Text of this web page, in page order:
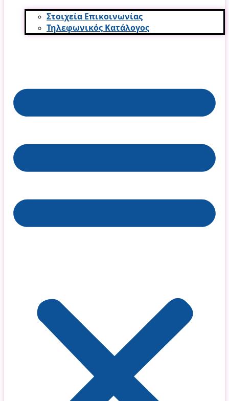
Στοιχεία Επικοινωνίας
Τηλεφωνικός Κατάλογος